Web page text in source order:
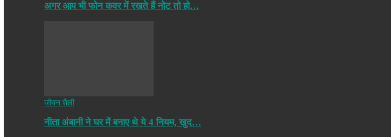
अगर आप भी फोन कवर में रखते हैं नोट तो हो…
जीवन शैली
नीता अंबानी ने घर में बनाए थे ये 4 नियम, खुद…